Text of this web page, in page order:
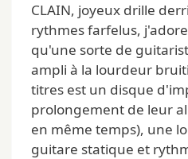
CLAIN, joyeux drille
rythmes farfelus,
qu'une sorte de
ampli à la lourdeur
titres est un disque
prolongement de leur
en même temps), une
guitare statique et